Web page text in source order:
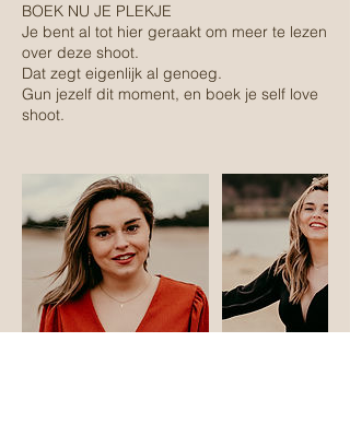
BOEK NU JE PLEKJE
Je bent al tot hier geraakt om meer te lezen
over deze shoot.
Dat zegt eigenlijk al genoeg.
Gun jezelf dit moment, en boek je self love
shoot.